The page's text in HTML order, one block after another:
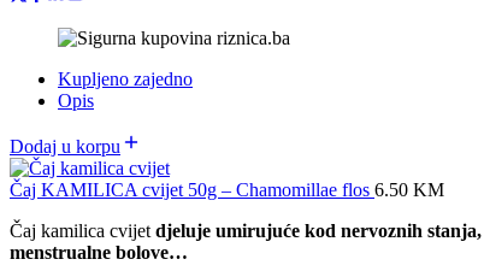
Kupljeno zajedno
Opis
Dodaj u korpu
Čaj KAMILICA cvijet 50g – Chamomillae flos 6.50 KM
Čaj kamilica cvijet djeluje umirujuće kod nervoznih
menstrualne bolove…